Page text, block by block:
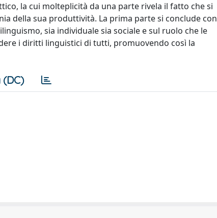
la cui molteplicità da una parte rivela il fatto che si
della sua produttività. La prima parte si conclude con
sia individuale sia sociale e sul ruolo che le
i diritti linguistici di tutti, promuovendo così la